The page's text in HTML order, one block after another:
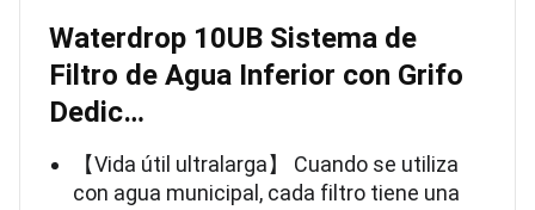
Waterdrop 10UB Sistema de
Filtro de Agua Inferior con Grifo
Dedic…
【Vida útil ultralarga】 Cuando se utiliza
con agua municipal, cada filtro tiene una